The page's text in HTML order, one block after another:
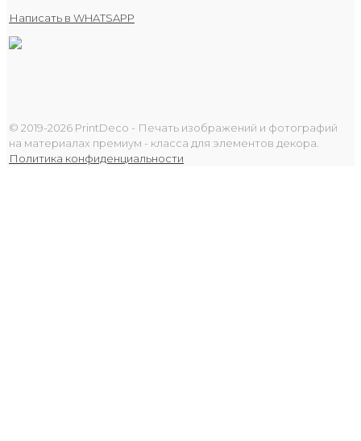
Написать в WHATSAPP
© 2019-2026 PrintDeco - Печать изображений и фотографий
на материалах премиум - класса для элементов декора.
Политика конфиденциальности